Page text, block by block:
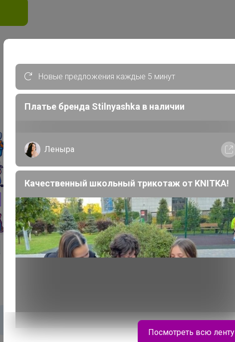
1
1
1
Новые предложения каждые 5 минут
Платье бренда Stilnyashka в наличии
Леныра
Качественный школьный трикотаж от KNITKA!
Посмотреть всю ленту